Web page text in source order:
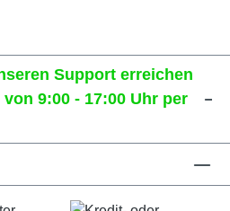
Support erreichen
9:00 - 17:00 Uhr per